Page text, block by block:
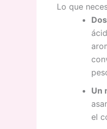
Lo que
Un
el